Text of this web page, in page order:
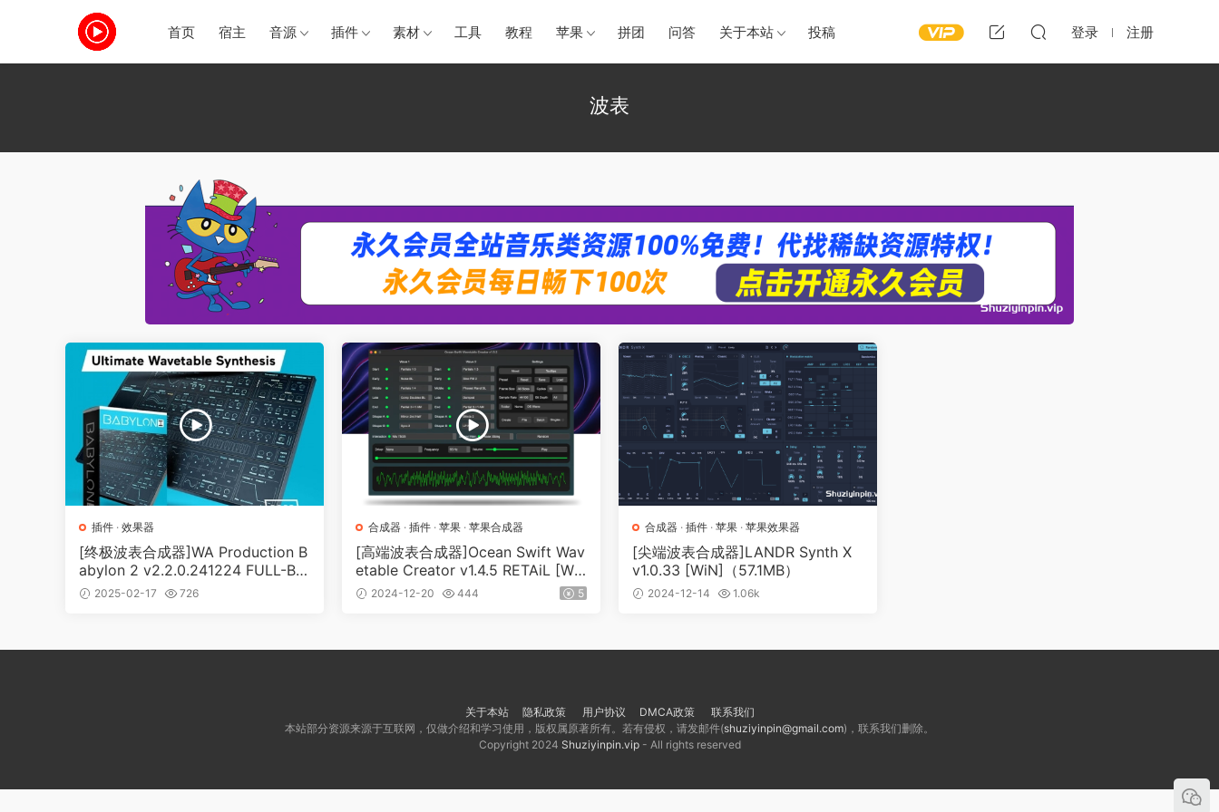
首页 宿主 音源 插件 素材 工具 教程 苹果 拼团 问答 关于本站 投稿 登录 注册
波表
插件 · 效果器
[终极波表合成器]WA Production B
abylon 2 v2.2.0.241224 FULL-BU
BBiX [WiN]（139MB）
2025-02-17 726
合成器 · 插件 · 苹果 · 苹果合成器
[高端波表合成器]Ocean Swift Wav
etable Creator v1.4.5 RETAiL [Wi
N, MacOSX, LiNUX]（467MB）
2024-12-20 444 5
合成器 · 插件 · 苹果 · 苹果效果器
[尖端波表合成器]LANDR Synth X
v1.0.33 [WiN]（57.1MB）
2024-12-14 1.06k
关于本站 隐私政策 用户协议 DMCA政策
联系我们
本站部分资源来源于互联网，仅做介绍和学习使用，版权属原著所有。若有侵权，请发邮件(shuziyinpin@gmail.com)，联系我们删除。
Copyright 2024 Shuziyinpin.vip- All rights reserved